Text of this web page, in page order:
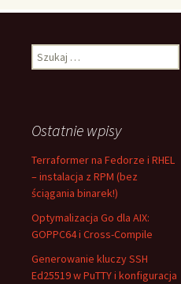
Szukaj:
Ostatnie wpisy
Terraformer na Fedorze i RHEL
– instalacja z RPM (bez
ściągania binarek!)
Optymalizacja Go dla AIX:
GOPPC64 i Cross-Compile
Generowanie kluczy SSH
Ed25519 w PuTTY i konfiguracja